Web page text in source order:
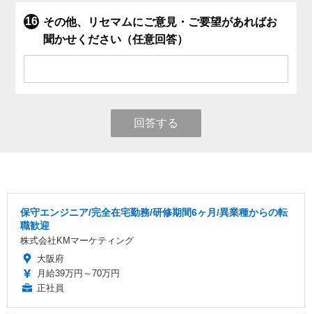
その他、リセマムにご意見・ご要望があればお
聞かせください（任意回答）
回答する
保守エンジニア/完全在宅勤務/研修期間6ヶ月/異業種からの転
職歓迎
株式会社KMマーケティング
大阪府
月給39万円～70万円
正社員